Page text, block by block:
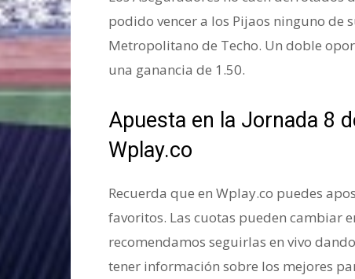
podido vencer a los Pijaos ninguno de
Metropolitano de Techo. Un doble
una ganancia de 1.50.
Apuesta en la Jornada 8
Wplay.co
Recuerda que en Wplay.co puedes
favoritos. Las cuotas pueden cambiar
recomendamos seguirlas en vivo
tener información sobre los mejores